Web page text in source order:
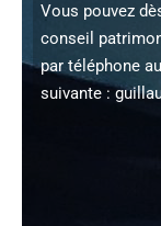
Vous pouvez
conseil
par téléphone
suivante :